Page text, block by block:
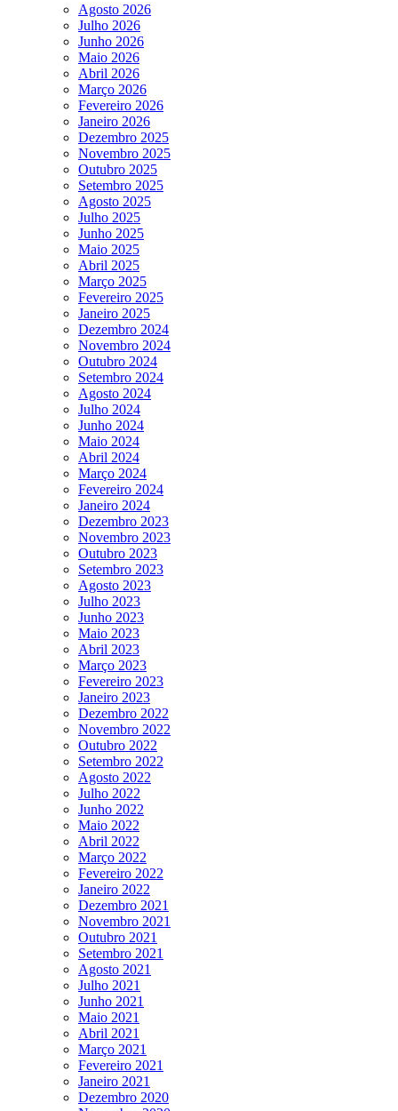
Agosto 2026
Julho 2026
Junho 2026
Maio 2026
Abril 2026
Março 2026
Fevereiro 2026
Janeiro 2026
Dezembro 2025
Novembro 2025
Outubro 2025
Setembro 2025
Agosto 2025
Julho 2025
Junho 2025
Maio 2025
Abril 2025
Março 2025
Fevereiro 2025
Janeiro 2025
Dezembro 2024
Novembro 2024
Outubro 2024
Setembro 2024
Agosto 2024
Julho 2024
Junho 2024
Maio 2024
Abril 2024
Março 2024
Fevereiro 2024
Janeiro 2024
Dezembro 2023
Novembro 2023
Outubro 2023
Setembro 2023
Agosto 2023
Julho 2023
Junho 2023
Maio 2023
Abril 2023
Março 2023
Fevereiro 2023
Janeiro 2023
Dezembro 2022
Novembro 2022
Outubro 2022
Setembro 2022
Agosto 2022
Julho 2022
Junho 2022
Maio 2022
Abril 2022
Março 2022
Fevereiro 2022
Janeiro 2022
Dezembro 2021
Novembro 2021
Outubro 2021
Setembro 2021
Agosto 2021
Julho 2021
Junho 2021
Maio 2021
Abril 2021
Março 2021
Fevereiro 2021
Janeiro 2021
Dezembro 2020